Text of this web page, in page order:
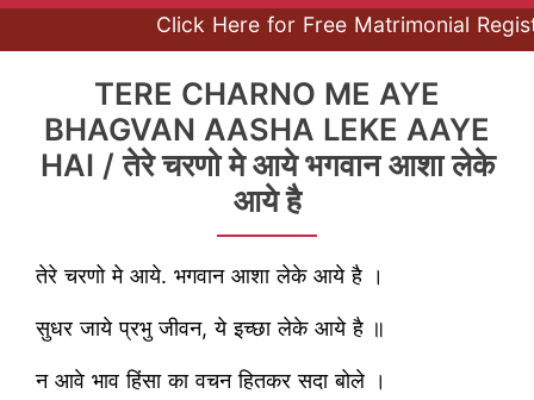
Click Here for Free Matrimonial
TERE CHARNO ME AYE
BHAGVAN AASHA LEKE AAYE
HAI / तेरे चरणो मे आये भगवान आशा लेके
आये है
तेरे चरणो मे आये. भगवान आशा लेके आये है ।
सुधर जाये प्रभु जीवन, ये इच्छा लेके आये है ॥
न आवे भाव हिंसा का वचन हितकर सदा बोले ।